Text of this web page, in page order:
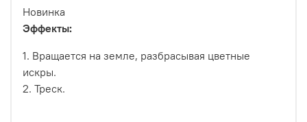
Новинка
Эффекты:
1. Вращается на земле, разбрасывая цветные
искры.
2. Треск.